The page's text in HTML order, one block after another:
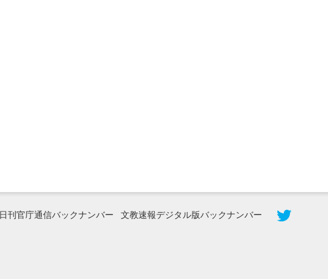
日刊官庁通信バックナンバー 文教速報デジタル版バックナンバー